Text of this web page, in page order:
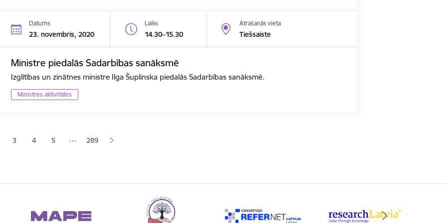
Datums
23. novembris, 2020
Laiks
14.30–15.30
Atrašanās vieta
Tiešsaiste
Ministre piedalās Sadarbības sanāksmē
Izglītības un zinātnes ministre Ilga Šuplinska piedalās Sadarbības sanāksmē.
Ministres aktivitātes
lapaLapa
3 Lapa
4 Lapa
5 … 289